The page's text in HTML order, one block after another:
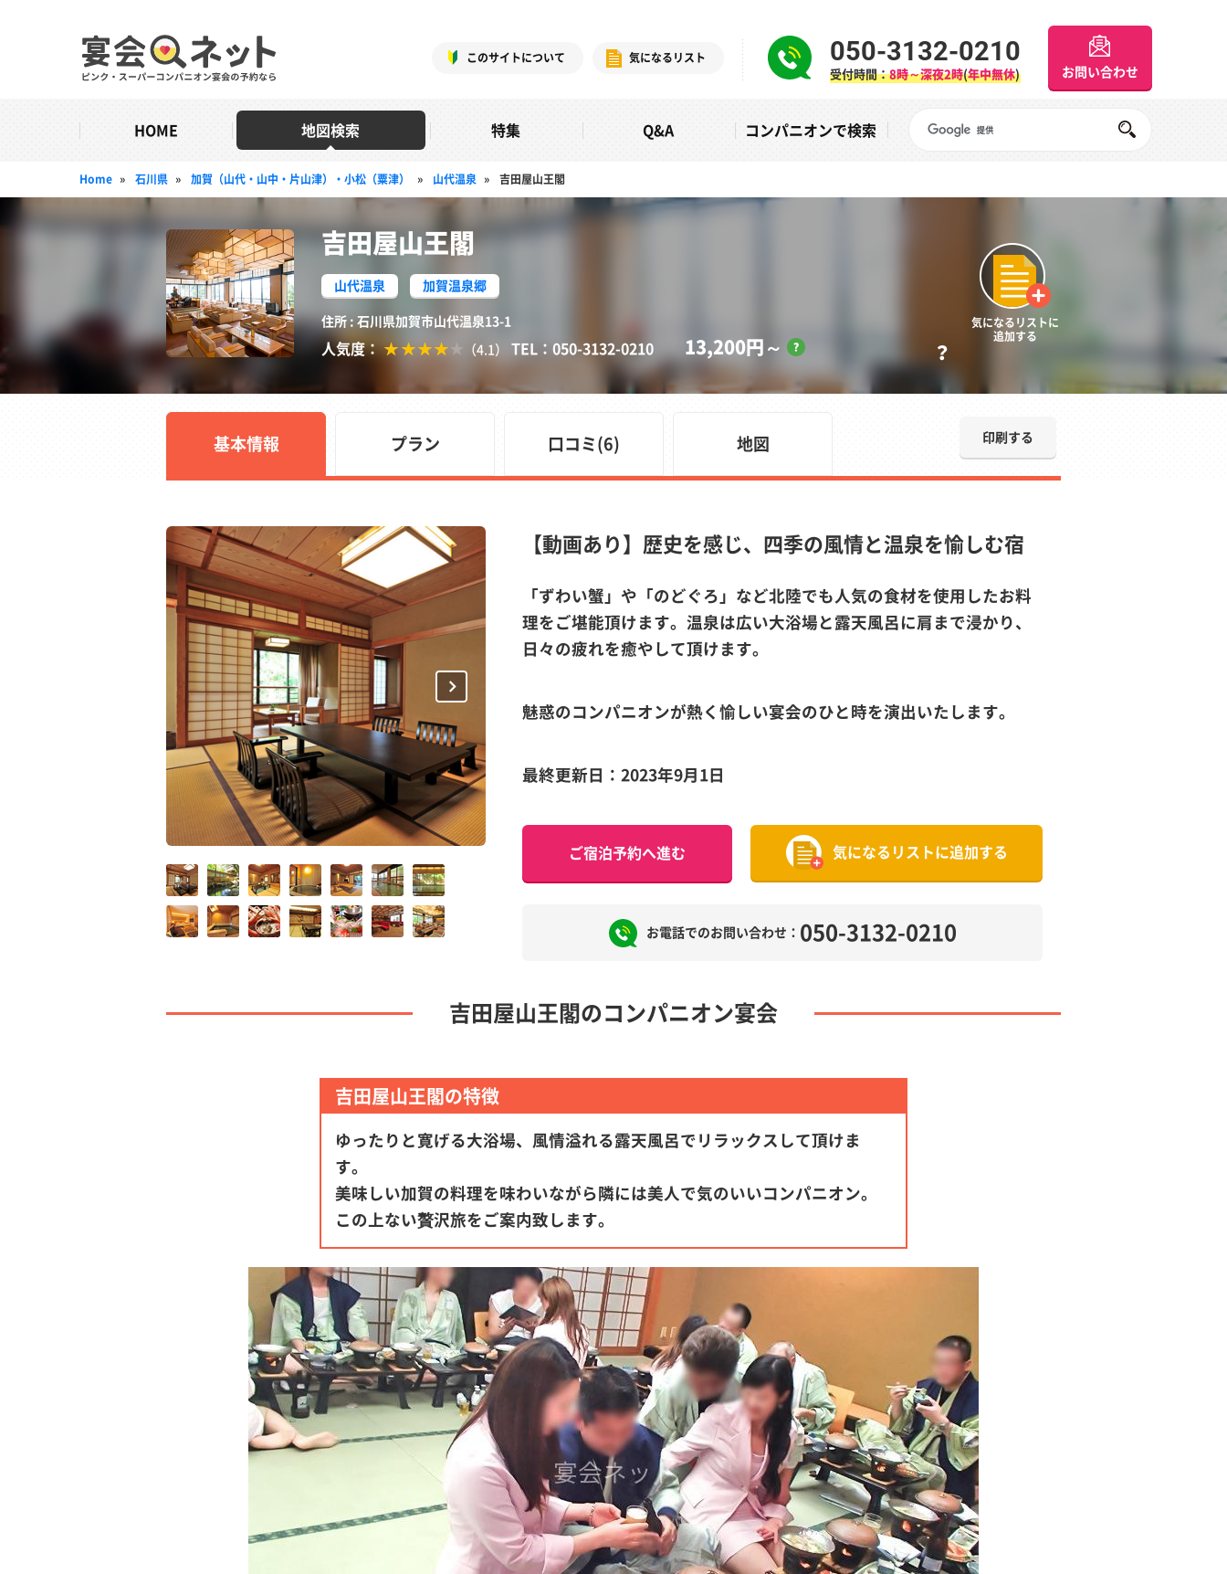
このサイトについて 気になるリスト 050-3132-0210
受付時間：8時～深夜2時(年中無休) お問い合わせ
HOME 地図検索 特集 Q&A コンパニオンで検索
Home » 石川県 » 加賀（山代・山中・片山津）・小松（粟津） » 山代温泉 » 吉田屋山王閣
吉田屋山王閣
山代温泉
加賀温泉郷
住所 : 石川県加賀市山代温泉13-1
人気度： （4.1） TEL：050-3132-0210 13,200円～ ？
気になるリストに
追加する
基本情報 プラン 口コミ(6) 地図 印刷する
【動画あり】歴史を感じ、四季の風情と温泉を愉しむ宿
「ずわい蟹」や「のどぐろ」など北陸でも人気の食材を使用したお料
理をご堪能頂けます。温泉は広い大浴場と露天風呂に肩まで浸かり、
日々の疲れを癒やして頂けます。
魅惑のコンパニオンが熱く愉しい宴会のひと時を演出いたします。
最終更新日：2023年9月1日
ご宿泊予約へ進む 気になるリストに追加する
お電話でのお問い合わせ： 050-3132-0210
吉田屋山王閣のコンパニオン宴会
吉田屋山王閣の特徴
ゆったりと寛げる大浴場、風情溢れる露天風呂でリラックスして頂けま
す。
美味しい加賀の料理を味わいながら隣には美人で気のいいコンパニオン。
この上ない贅沢旅をご案内致します。